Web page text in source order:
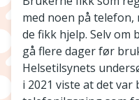
med noen på
de fikk hjelp. Selv om
gå flere dager før
Helsetilsynets
i 2021 viste at det var